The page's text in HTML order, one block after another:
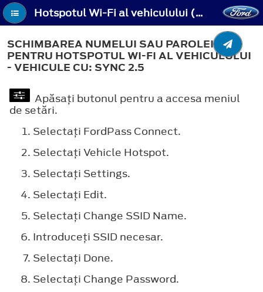
Hotspotul Wi-Fi al vehiculului (dacă este prevăzut) - Schimbarea numelui sau parolei pentru hotspotul Wi-Fi al vehiculului - Vehicule cu: SYNC 2.5
SCHIMBAREA NUMELUI SAU PAROLEI
PENTRU HOTSPOTUL WI-FI AL VEHICULULUI
- VEHICULE CU: SYNC 2.5
Apăsaţi butonul pentru a accesa meniul
de setări.
Selectaţi FordPass Connect.
Selectaţi Vehicle Hotspot.
Selectaţi Settings.
Selectaţi Edit.
Selectaţi Change SSID Name.
Introduceţi SSID necesar.
Selectaţi Done.
Selectaţi Change Password.